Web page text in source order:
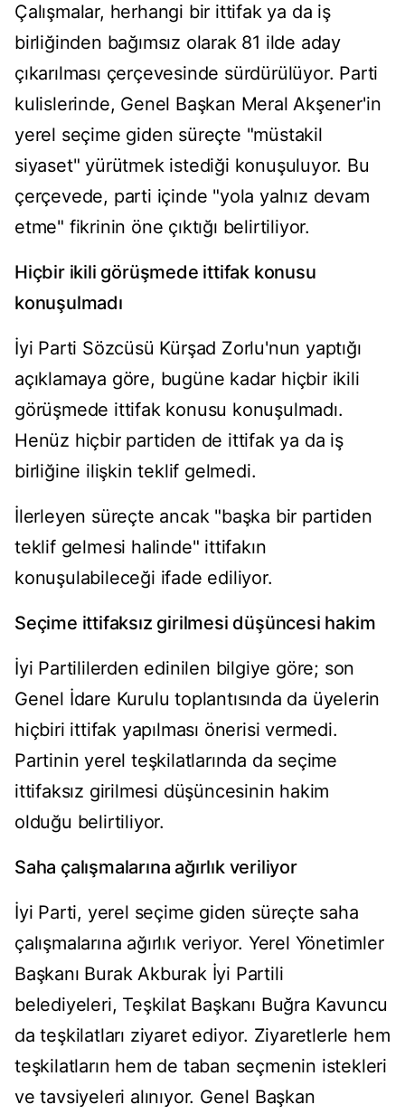
Çalışmalar, herhangi bir ittifak ya da iş
birliğinden bağımsız olarak 81 ilde aday
çıkarılması çerçevesinde sürdürülüyor. Parti
kulislerinde, Genel Başkan Meral Akşener'in
yerel seçime giden süreçte "müstakil
siyaset" yürütmek istediği konuşuluyor. Bu
çerçevede, parti içinde "yola yalnız devam
etme" fikrinin öne çıktığı belirtiliyor.
Hiçbir ikili görüşmede ittifak konusu
konuşulmadı
İyi Parti Sözcüsü Kürşad Zorlu'nun yaptığı
açıklamaya göre, bugüne kadar hiçbir ikili
görüşmede ittifak konusu konuşulmadı.
Henüz hiçbir partiden de ittifak ya da iş
birliğine ilişkin teklif gelmedi.
İlerleyen süreçte ancak "başka bir partiden
teklif gelmesi halinde" ittifakın
konuşulabileceği ifade ediliyor.
Seçime ittifaksız girilmesi düşüncesi hakim
İyi Partililerden edinilen bilgiye göre; son
Genel İdare Kurulu toplantısında da üyelerin
hiçbiri ittifak yapılması önerisi vermedi.
Partinin yerel teşkilatlarında da seçime
ittifaksız girilmesi düşüncesinin hakim
olduğu belirtiliyor.
Saha çalışmalarına ağırlık veriliyor
İyi Parti, yerel seçime giden süreçte saha
çalışmalarına ağırlık veriyor. Yerel Yönetimler
Başkanı Burak Akburak İyi Partili
belediyeleri, Teşkilat Başkanı Buğra Kavuncu
da teşkilatları ziyaret ediyor. Ziyaretlerle hem
teşkilatların hem de taban seçmenin istekleri
ve tavsiyeleri alınıyor. Genel Başkan